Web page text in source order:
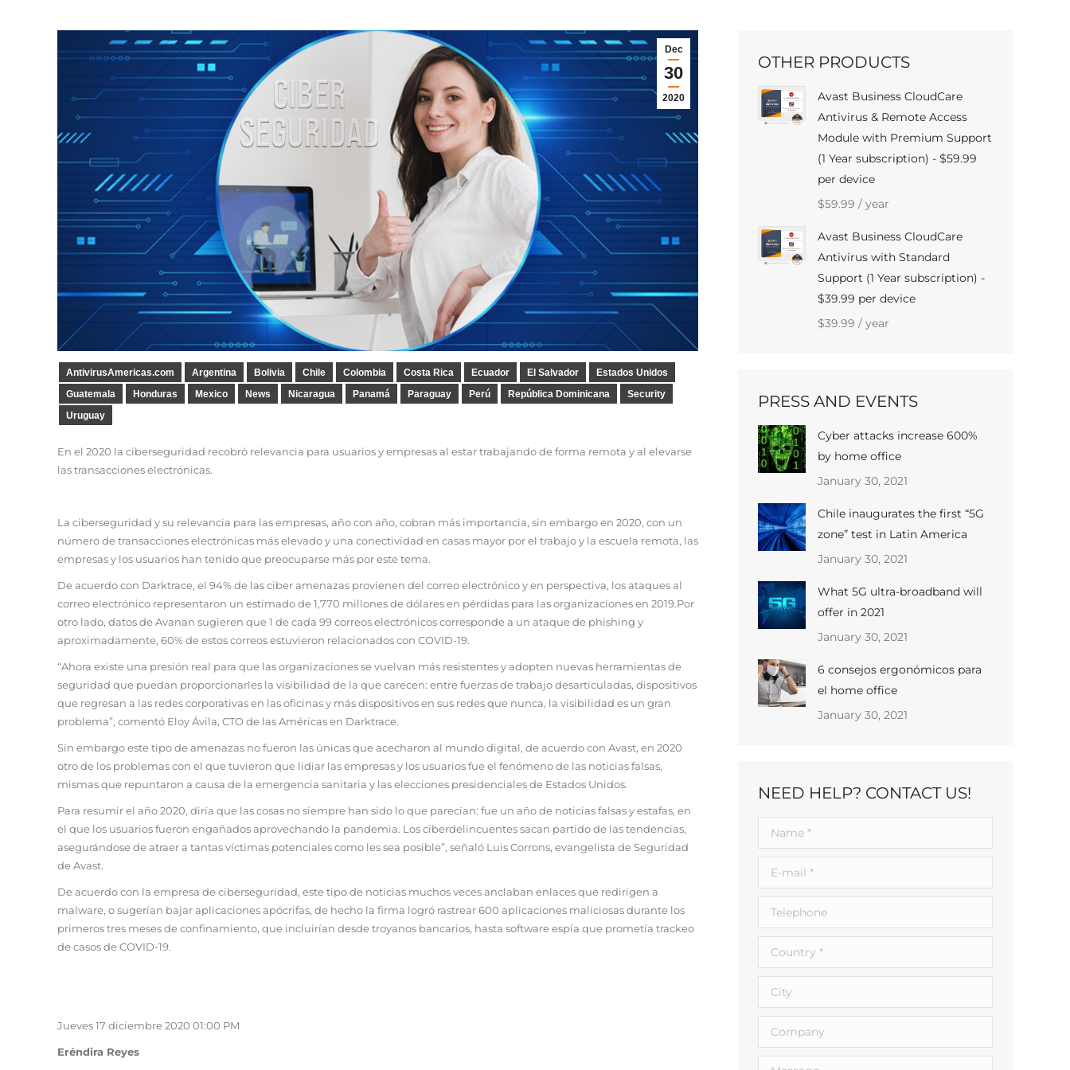
Dec
30
2020
AntivirusAmericas.com Argentina Bolivia Chile Colombia Costa Rica Ecuador El Salvador
Estados Unidos
Guatemala
Honduras Mexico News Nicaragua Panamá Paraguay Perú República Dominicana
Security
Uruguay
En el 2020 la ciberseguridad recobró relevancia para usuarios y empresas al estar trabajando de forma remota y al elevarse
las transacciones electrónicas.
La ciberseguridad y su relevancia para las empresas, año con año, cobran más importancia, sin embargo en 2020, con un
número de transacciones electrónicas más elevado y una conectividad en casas mayor por el trabajo y la escuela remota, las
empresas y los usuarios han tenido que preocuparse más por este tema.
De acuerdo con Darktrace, el 94% de las ciber amenazas provienen del correo electrónico y en perspectiva, los ataques al
correo electrónico representaron un estimado de 1,770 millones de dólares en pérdidas para las organizaciones en 2019.Por
otro lado, datos de Avanan sugieren que 1 de cada 99 correos electrónicos corresponde a un ataque de phishing y
aproximadamente, 60% de estos correos estuvieron relacionados con COVID-19.
“Ahora existe una presión real para que las organizaciones se vuelvan más resistentes y adopten nuevas herramientas de
seguridad que puedan proporcionarles la visibilidad de la que carecen: entre fuerzas de trabajo desarticuladas, dispositivos
que regresan a las redes corporativas en las oficinas y más dispositivos en sus redes que nunca, la visibilidad es un gran
problema”, comentó Eloy Ávila, CTO de las Américas en Darktrace.
Sin embargo este tipo de amenazas no fueron las únicas que acecharon al mundo digital, de acuerdo con Avast, en 2020
otro de los problemas con el que tuvieron que lidiar las empresas y los usuarios fue el fenómeno de las noticias falsas,
mismas que repuntaron a causa de la emergencia sanitaria y las elecciones presidenciales de Estados Unidos.
Para resumir el año 2020, diría que las cosas no siempre han sido lo que parecían: fue un año de noticias falsas y estafas, en
el que los usuarios fueron engañados aprovechando la pandemia. Los ciberdelincuentes sacan partido de las tendencias,
asegurándose de atraer a tantas víctimas potenciales como les sea posible”, señaló Luis Corrons, evangelista de Seguridad
de Avast.
De acuerdo con la empresa de ciberseguridad, este tipo de noticias muchos veces anclaban enlaces que redirigen a
malware, o sugerían bajar aplicaciones apócrifas, de hecho la firma logró rastrear 600 aplicaciones maliciosas durante los
primeros tres meses de confinamiento, que incluirían desde troyanos bancarios, hasta software espía que prometía trackeo
de casos de COVID-19.
Jueves 17 diciembre 2020 01:00 PM
Eréndira Reyes
OTHER PRODUCTS
Avast Business CloudCare
Antivirus & Remote Access
Module with Premium Support
(1 Year subscription) - $59.99
per device
$59.99 / year
Avast Business CloudCare
Antivirus with Standard
Support (1 Year subscription) -
$39.99 per device
$39.99 / year
PRESS AND EVENTS
Cyber ​​attacks increase 600%
by home office
January 30, 2021
Chile inaugurates the first “5G
zone” test in Latin America
January 30, 2021
What 5G ultra-broadband will
offer in 2021
January 30, 2021
6 consejos ergonómicos para
el home office
January 30, 2021
NEED HELP? CONTACT US!
Name *
E-mail *
Telephone
Country *
City
Company
Message